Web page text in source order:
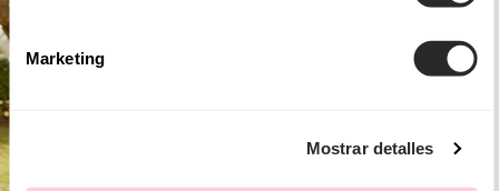
Marketing
Mostrar detalles